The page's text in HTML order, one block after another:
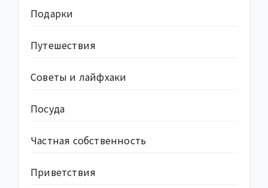
Подарки
Путешествия
Советы и лайфхаки
Посуда
Частная собственность
Приветствия